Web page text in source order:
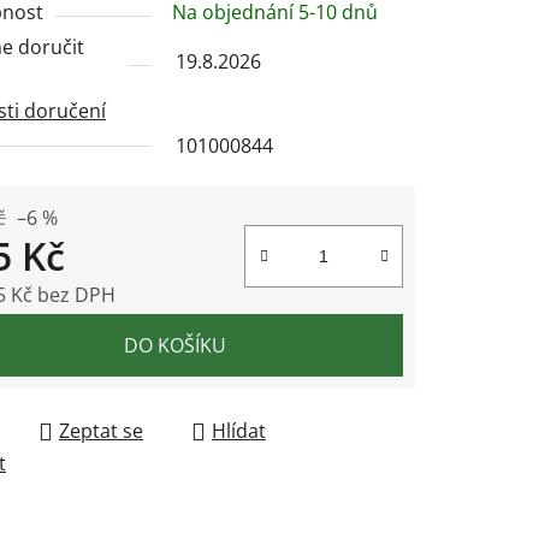
Na objednání 5-10 dnů
doručit
19.8.2026
doručení
101000844
–6 %
Kč
Kč bez DPH
DO KOŠÍKU
Zeptat se
Hlídat